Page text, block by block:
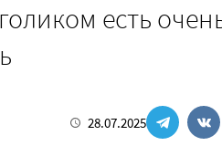
есть
28.07.2025